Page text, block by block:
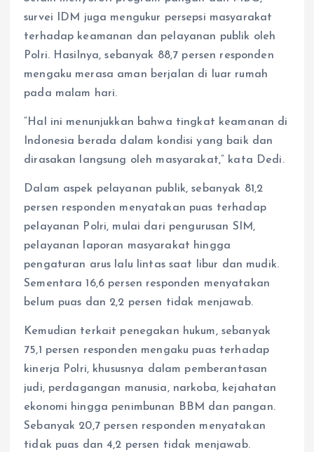
survei IDM juga mengukur persepsi masyarakat
terhadap keamanan dan pelayanan publik oleh
Polri. Hasilnya, sebanyak 88,7 persen responden
mengaku merasa aman berjalan di luar rumah
pada malam hari.
“Hal ini menunjukkan bahwa tingkat keamanan di
Indonesia berada dalam kondisi yang baik dan
dirasakan langsung oleh masyarakat,” kata Dedi.
Dalam aspek pelayanan publik, sebanyak 81,2
persen responden menyatakan puas terhadap
pelayanan Polri, mulai dari pengurusan SIM,
pelayanan laporan masyarakat hingga
pengaturan arus lalu lintas saat libur dan mudik.
Sementara 16,6 persen responden menyatakan
belum puas dan 2,2 persen tidak menjawab.
Kemudian terkait penegakan hukum, sebanyak
75,1 persen responden mengaku puas terhadap
kinerja Polri, khususnya dalam pemberantasan
judi, perdagangan manusia, narkoba, kejahatan
ekonomi hingga penimbunan BBM dan pangan.
Sebanyak 20,7 persen responden menyatakan
tidak puas dan 4,2 persen tidak menjawab.